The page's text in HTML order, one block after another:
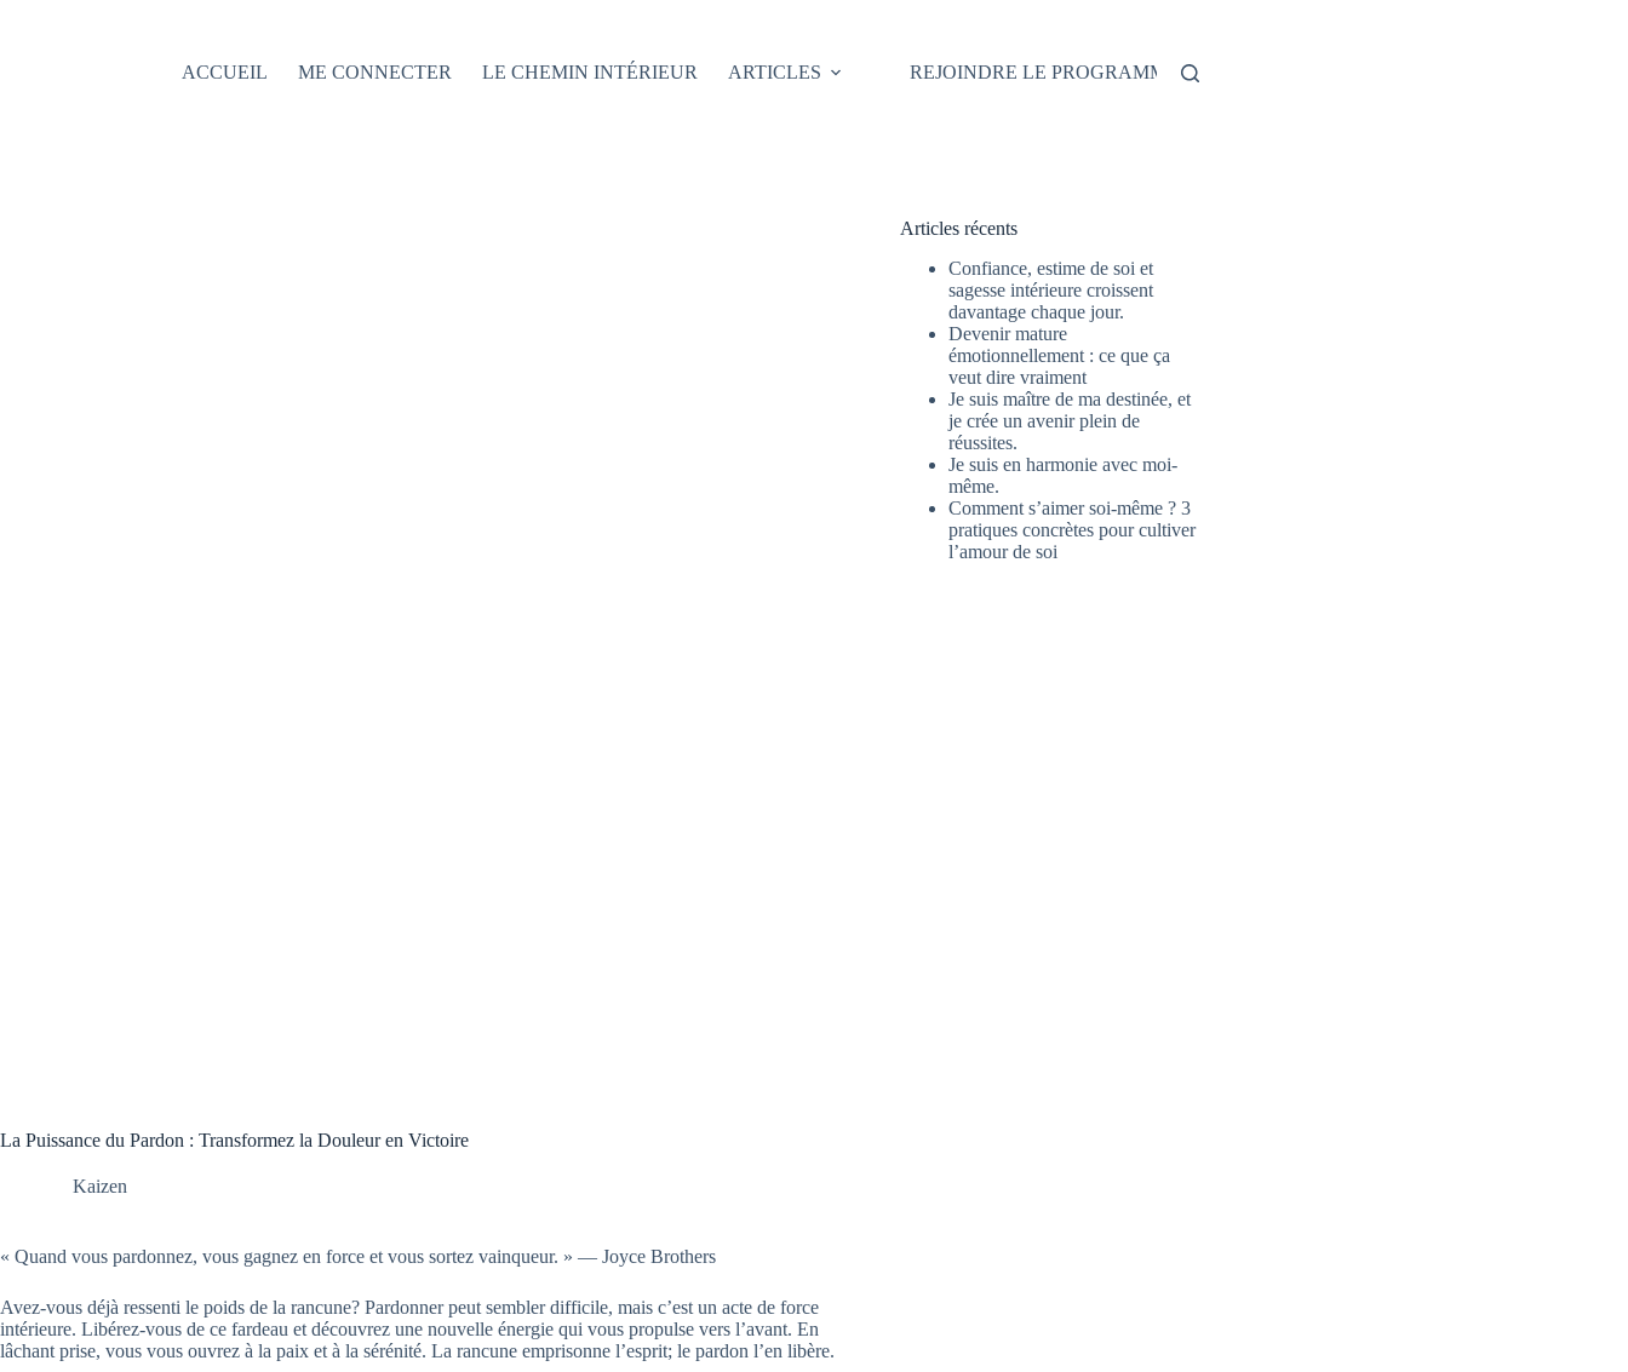
ACCUEIL
ME CONNECTER LE CHEMIN INTÉRIEUR ARTICLES REJOINDRE LE PROGRAMME
La Puissance du Pardon : Transformez la Douleur en Victoire
Kaizen
« Quand vous pardonnez, vous gagnez en force et vous sortez vainqueur. » — Joyce Brothers
Avez-vous déjà ressenti le poids de la rancune? Pardonner peut sembler difficile, mais c’est un acte de force
intérieure. Libérez-vous de ce fardeau et découvrez une nouvelle énergie qui vous propulse vers l’avant. En
lâchant prise, vous vous ouvrez à la paix et à la sérénité. La rancune emprisonne l’esprit; le pardon l’en libère.
Articles récents
Confiance, estime de soi et
sagesse intérieure croissent
davantage chaque jour.
Devenir mature
émotionnellement : ce que ça
veut dire vraiment
Je suis maître de ma destinée, et
je crée un avenir plein de
réussites.
Je suis en harmonie avec moi-
même.
Comment s’aimer soi-même ? 3
pratiques concrètes pour cultiver
l’amour de soi